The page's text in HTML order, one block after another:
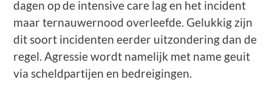
dagen op de intensive care lag en het incident
maar ternauwernood overleefde. Gelukkig zijn
dit soort incidenten eerder uitzondering dan de
regel. Agressie wordt namelijk met name geuit
via scheldpartijen en bedreigingen.